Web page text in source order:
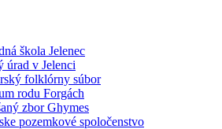
škola Jelenec
úrad v Jelenci
folklórny súbor
rodu Forgách
zbor Ghymes
pozemkové spoločenstvo